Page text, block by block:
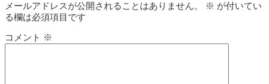
メールアドレスが公開されることはありません。 ※ が付いてい
る欄は必須項目です
コメント ※